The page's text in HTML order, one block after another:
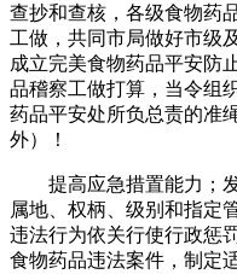
查抄和查核，各级食物药
工做，共同市局做好市级
成立完美食物药品平安防
品稽察工做打算，当令组
药品平安处所负总责的准
外）！
提高应急措置能力；发
属地、权柄、级别和指定
违法行为依关行使行政惩
食物药品违法案件，制定